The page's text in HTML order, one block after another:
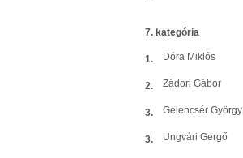
7. kategória
1. Dóra Miklós
2. Zádori Gábor
3. Gelencsér György
3. Ungvári Gergő